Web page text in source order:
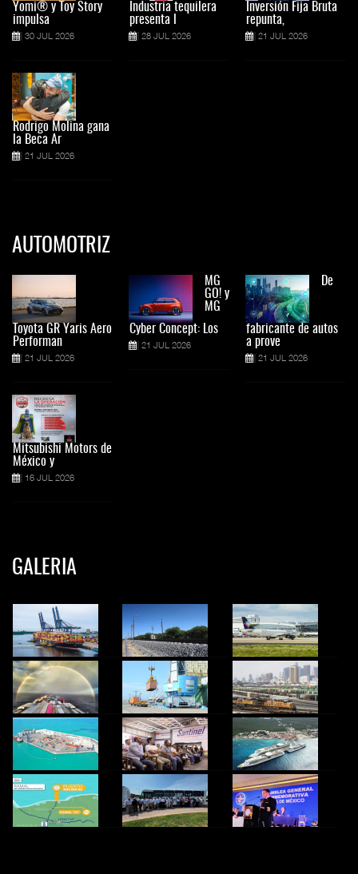
Yomi® y Toy Story
impulsa
30 JUL 2026
Rodrigo Molina gana
la Beca Ar
21 JUL 2026
Industria tequilera
presenta l
28 JUL 2026
Inversión Fija Bruta
repunta,
21 JUL 2026
AUTOMOTRIZ
Toyota GR Yaris Aero
Performan
21 JUL 2026
Mitsubishi Motors de
México y
16 JUL 2026
MG
GO! y
MG
Cyber Concept: Los
21 JUL 2026
De
fabricante de autos
a prove
21 JUL 2026
GALERIA